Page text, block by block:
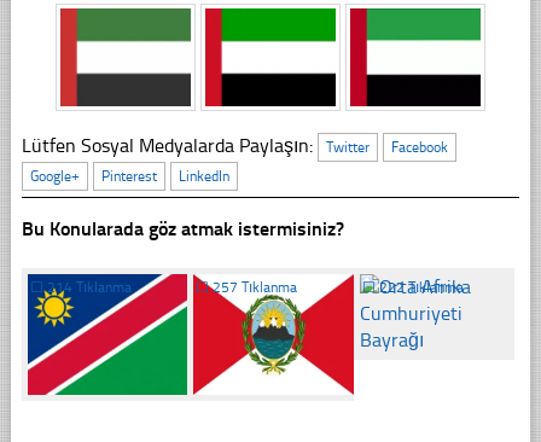
Lütfen Sosyal Medyalarda Paylaşın: Twitter
Facebook
Google+
Pinterest LinkedIn
Bu Konularada göz atmak istermisiniz?
☐214 Tıklanma ☐257 Tıklanma ☐222 Tıklanma